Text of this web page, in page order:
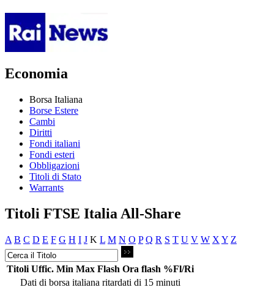
Economia
Borsa Italiana
Borse Estere
Cambi
Diritti
Fondi italiani
Fondi esteri
Obbligazioni
Titoli di Stato
Warrants
Titoli FTSE Italia All-Share
A B C D E F G H I J K L M N O P Q R S T U V W X Y Z
Titoli Uffic. Min Max Flash Ora flash %Fl/Ri
Dati di borsa italiana ritardati di 15 minuti